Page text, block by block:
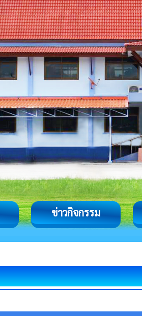
ข่าวกิจกรรม